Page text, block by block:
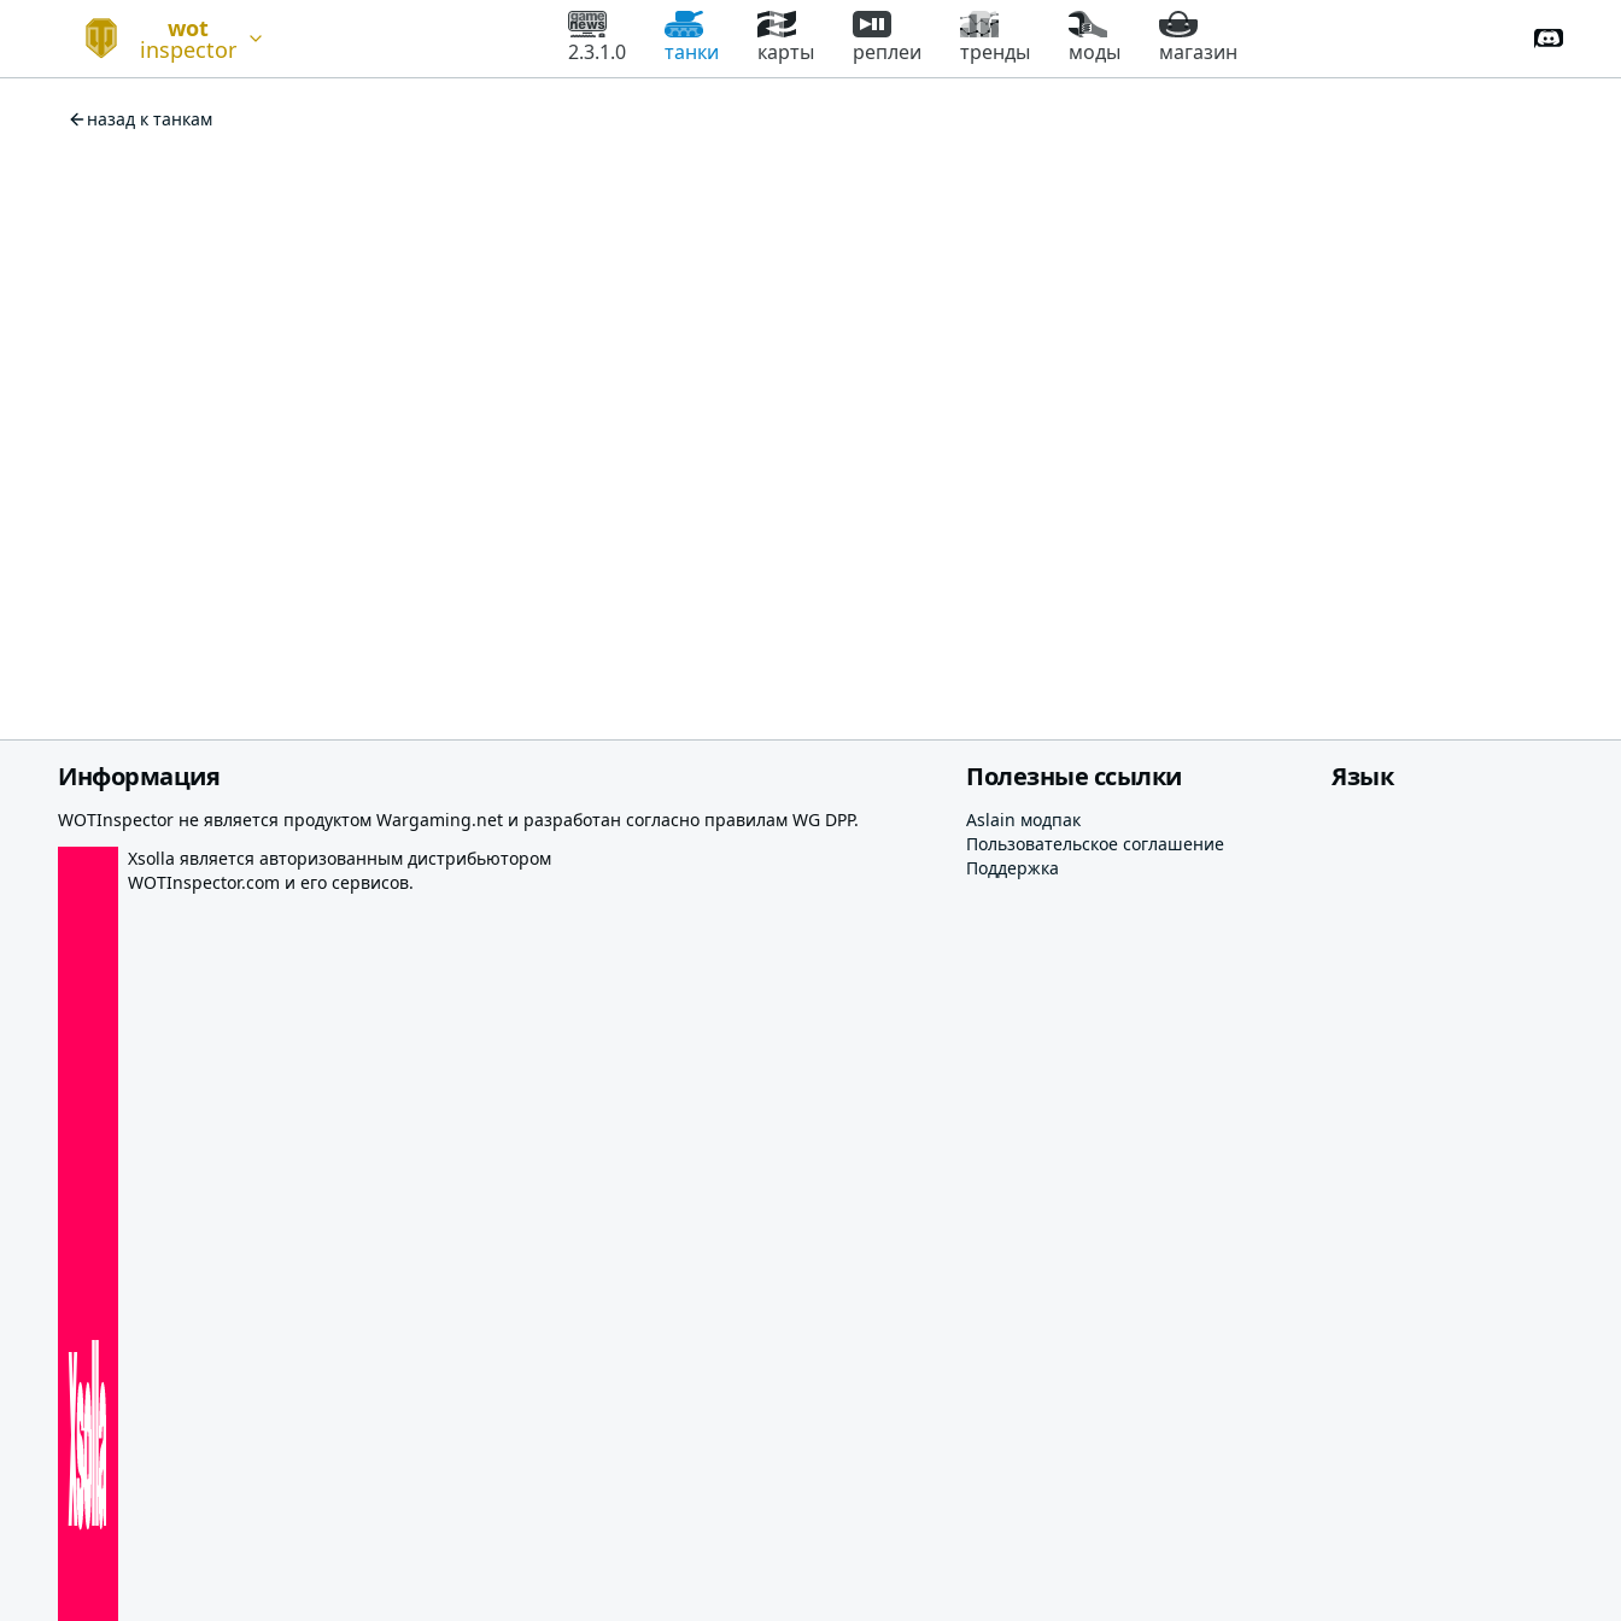
wot
inspector 2.3.1.0 танки карты реплеи тренды моды магазин
назад к танкам
Информация
WOTInspector не является продуктом Wargaming.net и разработан согласно правилам WG DPP.
Xsolla является авторизованным дистрибьютором
WOTInspector.com и его сервисов.
Полезные ссылки
Aslain модпак
Пользовательское соглашение
Поддержка
Язык